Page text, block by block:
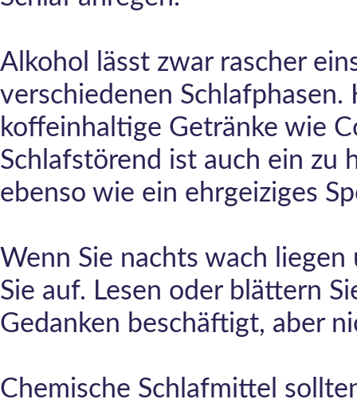
Alkohol lässt zwar rascher
verschiedenen Schlafphasen.
koffeinhaltige Getränke wie
Schlafstörend ist auch ein zu
ebenso wie ein ehrgeiziges
Wenn Sie nachts wach
Sie auf. Lesen oder blättern
Gedanken beschäftigt, aber
Chemische Schlafmittel